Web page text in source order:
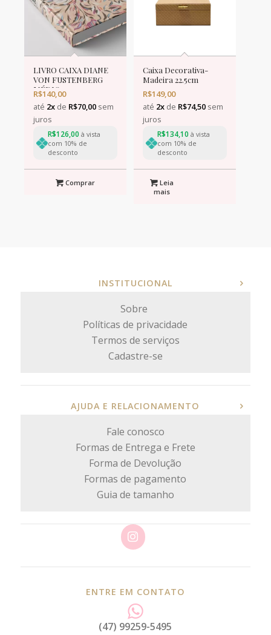
LIVRO CAIXA DIANE
VON FUSTENBERG
MÉDIO 24,5 x 17 cm
R$140,00
até 2xde R$70,00sem
juros
R$126,00 à vista
com 10% de
desconto
Comprar
Caixa Decorativa-
Madeira 22.5cm
R$149,00
até 2xde R$74,50sem
juros
R$134,10 à vista
com 10% de
desconto
Leia
mais
INSTITUCIONAL
Sobre
Políticas de privacidade
Termos de serviços
Cadastre-se
AJUDA E RELACIONAMENTO
Fale conosco
Formas de Entrega e Frete
Forma de Devolução
Formas de pagamento
Guia de tamanho
ENTRE EM CONTATO
(47) 99259-5495